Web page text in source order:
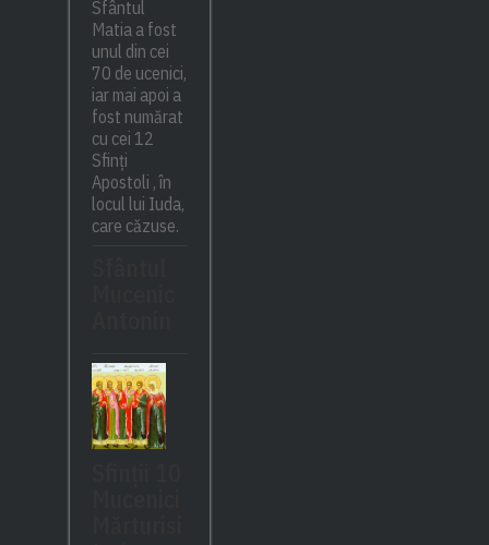
Sfântul
Matia a fost
unul din cei
70 de ucenici,
iar mai apoi a
fost numărat
cu cei 12
Sfinți
Apostoli , în
locul lui Iuda,
care căzuse.